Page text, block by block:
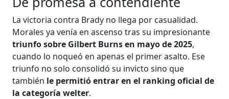
La victoria contra Brady no llega por casualidad.
Morales ya venía en ascenso tras su impresionante
triunfo sobre Gilbert Burns en mayo de 2025,
cuando lo noqueó en apenas el primer asalto. Ese
triunfo no solo consolidó su invicto sino que
también le permitió entrar en el ranking oficial de
la categoría welter.